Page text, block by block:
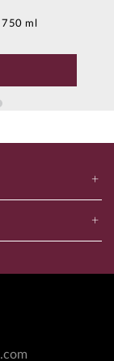
ml
+
+